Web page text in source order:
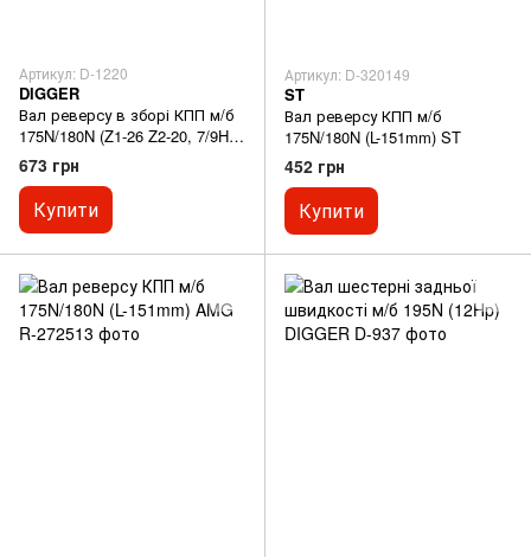
Артикул: D-1220
DIGGER
Вал реверсу в зборі КПП м/б
175N/180N (Z1-26 Z2-20, 7/9Hp)
DIGGER
673 грн
Купити
Артикул: D-320149
ST
Вал реверсу КПП м/б
175N/180N (L-151mm) ST
452 грн
Купити